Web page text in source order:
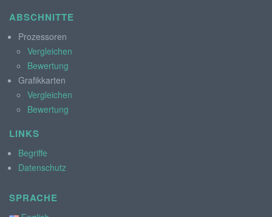
ABSCHNITTE
Prozessoren
Vergleichen
Bewertung
Grafikkarten
Vergleichen
Bewertung
LINKS
Begriffe
Datenschutz
SPRACHE